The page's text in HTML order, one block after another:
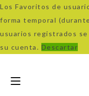
Los Favoritos de
forma temporal
usuarios registrados
su cuenta. Descartar